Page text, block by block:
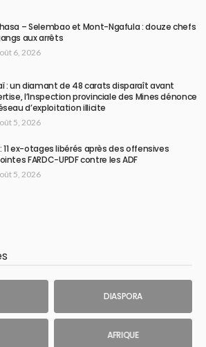
– Selembao et Mont-Ngafula : douze chefs
aux arrêts
6, 2026
: un diamant de 48 carats disparaît avant
l’Inspection provinciale des Mines dénonce
d’exploitation illicite
5, 2026
11 ex-otages libérés après des offensives
FARDC-UPDF contre les ADF
5, 2026
DIASPORA
AFRIQUE